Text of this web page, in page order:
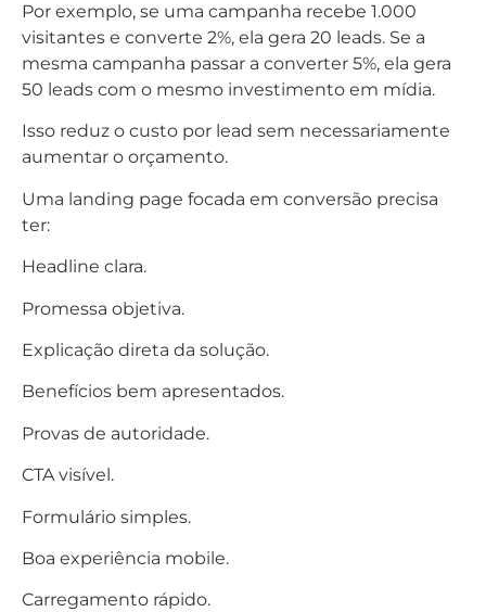
Por exemplo, se uma campanha recebe 1.000
visitantes e converte 2%, ela gera 20 leads. Se a
mesma campanha passar a converter 5%, ela gera
50 leads com o mesmo investimento em mídia.
Isso reduz o custo por lead sem necessariamente
aumentar o orçamento.
Uma landing page focada em conversão precisa
ter:
Headline clara.
Promessa objetiva.
Explicação direta da solução.
Benefícios bem apresentados.
Provas de autoridade.
CTA visível.
Formulário simples.
Boa experiência mobile.
Carregamento rápido.